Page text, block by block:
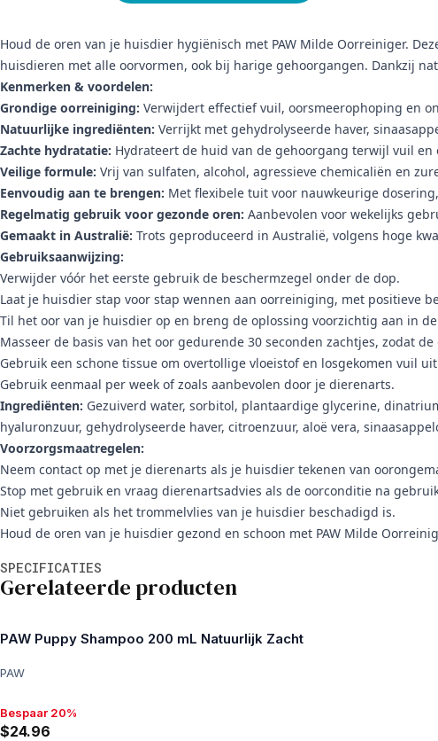
Houd de oren van je huisdier hygiënisch met PAW Milde Oorreiniger.
huisdieren met alle oorvormen, ook bij harige gehoorgangen. Dankzij
Kenmerken & voordelen:
Grondige oorreiniging: Verwijdert effectief vuil, oorsmeerophoping en
Natuurlijke ingrediënten: Verrijkt met gehydrolyseerde haver,
Zachte hydratatie: Hydrateert de huid van de gehoorgang terwijl vuil
Veilige formule: Vrij van sulfaten, alcohol, agressieve chemicaliën en
Eenvoudig aan te brengen: Met flexibele tuit voor nauwkeurige
Regelmatig gebruik voor gezonde oren: Aanbevolen voor wekelijks
Gemaakt in Australië: Trots geproduceerd in Australië, volgens hoge
Gebruiksaanwijzing:
Verwijder vóór het eerste gebruik de beschermzegel onder de dop.
Laat je huisdier stap voor stap wennen aan oorreiniging, met positieve
Til het oor van je huisdier op en breng de oplossing voorzichtig aan in
Masseer de basis van het oor gedurende 30 seconden zachtjes, zodat
Gebruik een schone tissue om overtollige vloeistof en losgekomen vuil
Gebruik eenmaal per week of zoals aanbevolen door je dierenarts.
Ingrediënten: Gezuiverd water, sorbitol, plantaardige glycerine,
hyaluronzuur, gehydrolyseerde haver, citroenzuur, aloë vera,
Voorzorgsmaatregelen:
Neem contact op met je dierenarts als je huisdier tekenen van
Stop met gebruik en vraag dierenartsadvies als de oorconditie na
Niet gebruiken als het trommelvlies van je huisdier beschadigd is.
Houd de oren van je huisdier gezond en schoon met PAW Milde
SPECIFICATIES
Gerelateerde producten
PAW Puppy Shampoo 200 mL Natuurlijk Zacht
PAW
Bespaar 20%, $24.96
Bespaar 20%
$24.96